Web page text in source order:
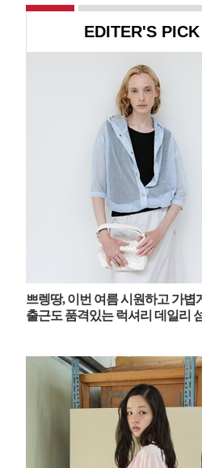
[패션엔숏] 에스파 카리나, 올 숏
요정! 머리, 스커트, 패딩 모두 숏
[패션엔숏]
시선 싹쓸이
츠 레더 슈트
2025.02.26
EDITER'S PICK
쁘렝땅, 이번 여름 시원하고 가볍
출근도 품격있는 럭셔리 데일리